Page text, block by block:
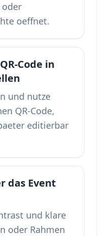
oder
oeffnet.
Code in
und nutze
QR-Code,
editierbar
das Event
und klare
oder Rahmen